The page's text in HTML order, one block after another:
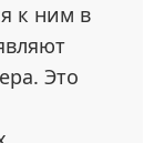
к ним в
Это